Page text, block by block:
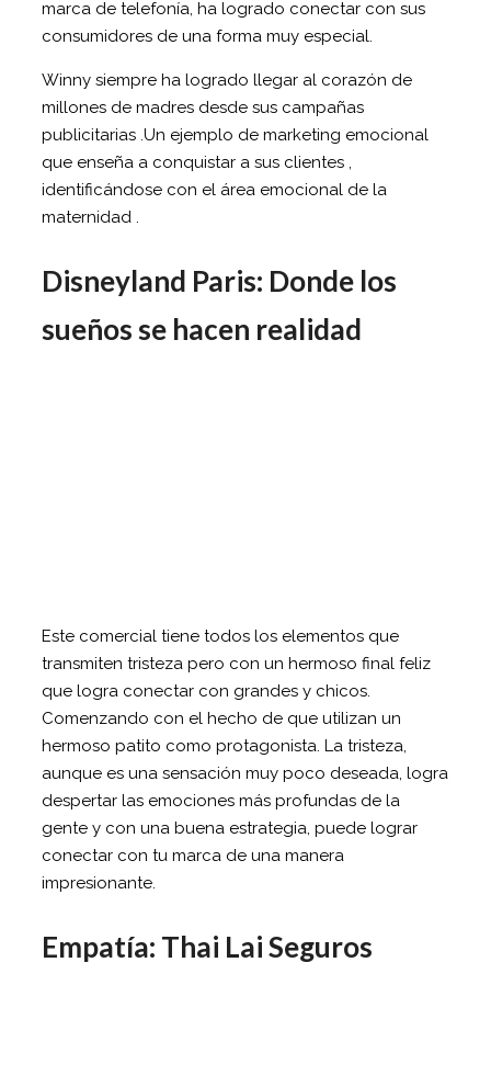
marca de telefonía, ha logrado conectar con sus
consumidores de una forma muy especial.
Winny siempre ha logrado llegar al corazón de
millones de madres desde sus campañas
publicitarias .Un ejemplo de marketing emocional
que enseña a conquistar a sus clientes ,
identificándose con el área emocional de la
maternidad .
Disneyland Paris: Donde los
sueños se hacen realidad
Este comercial tiene todos los elementos que
transmiten tristeza pero con un hermoso final feliz
que logra conectar con grandes y chicos.
Comenzando con el hecho de que utilizan un
hermoso patito como protagonista. La tristeza,
aunque es una sensación muy poco deseada, logra
despertar las emociones más profundas de la
gente y con una buena estrategia, puede lograr
conectar con tu marca de una manera
impresionante.
Empatía: Thai Lai Seguros